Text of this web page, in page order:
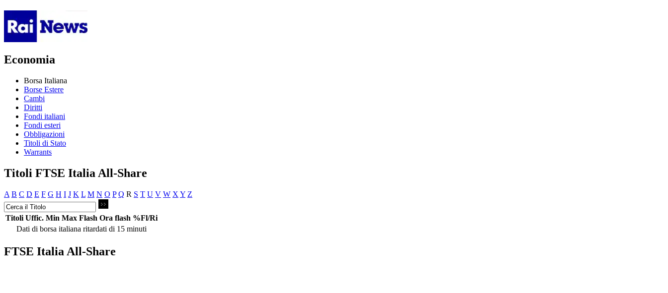
Economia
Borsa Italiana
Borse Estere
Cambi
Diritti
Fondi italiani
Fondi esteri
Obbligazioni
Titoli di Stato
Warrants
Titoli FTSE Italia All-Share
A B C D E F G H I J K L M N O P Q R S T U V W X Y Z
Titoli Uffic. Min Max Flash Ora flash %Fl/Ri
Dati di borsa italiana ritardati di 15 minuti
FTSE Italia All-Share